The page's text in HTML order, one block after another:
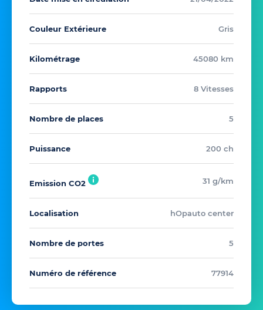
Couleur Extérieure Gris
Kilométrage 45080 km
Rapports 8 Vitesses
Nombre de places 5
Puissance 200 ch
Emission CO2 31 g/km
Localisation hOpauto center
Nombre de portes 5
Numéro de référence 77914